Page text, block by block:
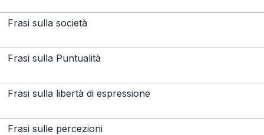
Frasi sulla società
Frasi sulla Puntualità
Frasi sulla libertà di espressione
Frasi sulle percezioni